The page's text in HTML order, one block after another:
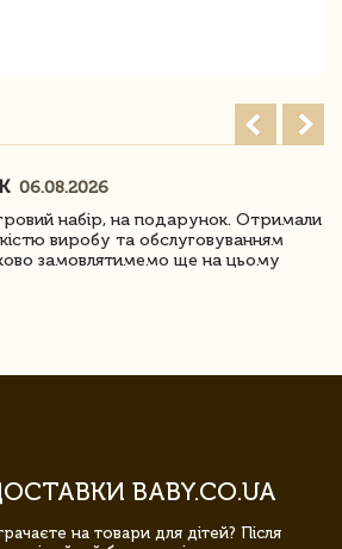
06.08.2026
набір, на подарунок. Отримали
виробу та обслуговуванням
замовлятимемо ще на цьому
BABY.CO.UA
на товари для дітей? Після